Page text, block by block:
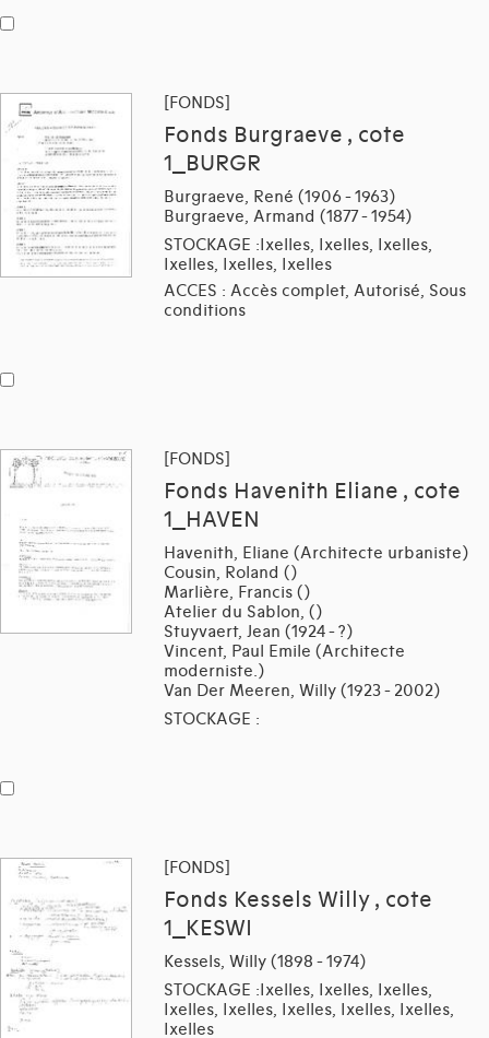
[FONDS]
Fonds Burgraeve , cote
1_BURGR
Burgraeve, René (1906 - 1963)
Burgraeve, Armand (1877 - 1954)
STOCKAGE :Ixelles, Ixelles, Ixelles,
Ixelles, Ixelles, Ixelles
ACCES : Accès complet, Autorisé, Sous
conditions
[FONDS]
Fonds Havenith Eliane , cote
1_HAVEN
Havenith, Eliane (Architecte urbaniste)
Cousin, Roland ()
Marlière, Francis ()
Atelier du Sablon, ()
Stuyvaert, Jean (1924 - ?)
Vincent, Paul Emile (Architecte
moderniste.)
Van Der Meeren, Willy (1923 - 2002)
STOCKAGE :
[FONDS]
Fonds Kessels Willy , cote
1_KESWI
Kessels, Willy (1898 - 1974)
STOCKAGE :Ixelles, Ixelles, Ixelles,
Ixelles, Ixelles, Ixelles, Ixelles, Ixelles,
Ixelles